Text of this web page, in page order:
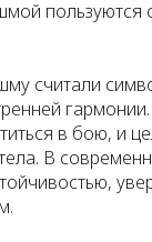
пользуются
считали
в бою, и
В